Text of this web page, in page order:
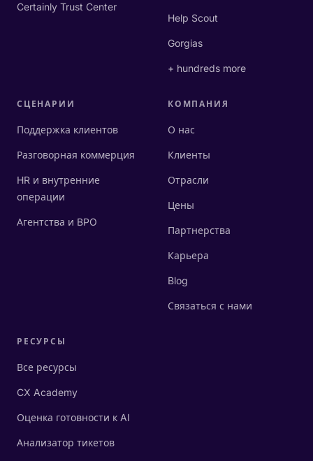
Certainly Trust Center
Help Scout
Gorgias
+ hundreds more
СЦЕНАРИИ
Поддержка клиентов
Разговорная коммерция
HR и внутренние
операции
Агентства и BPO
КОМПАНИЯ
О нас
Клиенты
Отрасли
Цены
Партнерства
Карьера
Blog
Связаться с нами
РЕСУРСЫ
Все ресурсы
CX Academy
Оценка готовности к AI
Анализатор тикетов